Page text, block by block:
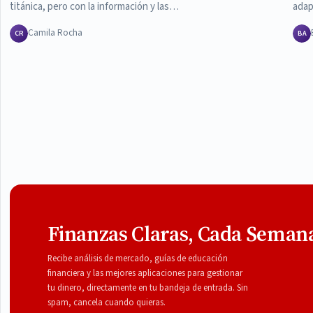
titánica, pero con la información y las…
CR Camila Rocha BA
Finanzas Claras, Cada
Recibe análisis de mercado, guías de educación
financiera y las mejores aplicaciones para gestionar
tu dinero, directamente en tu bandeja de entrada. Sin
spam, cancela cuando quieras.